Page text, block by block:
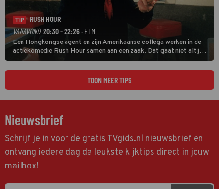
TIP
RUSH HOUR
VANAVOND 20:30 - 22:26 · FILM
Een Hongkongse agent en zijn Amerikaanse collega werken in de
actiekomedie Rush Hour samen aan een zaak. Dat gaat niet altijd
van een leien dakje.
TOON MEER TIPS
Nieuwsbrief
Schrijf je in voor de gratis TVgids.nl nieuwsbrief en
ontvang iedere dag de leukste kijktips direct in jouw
mailbox!